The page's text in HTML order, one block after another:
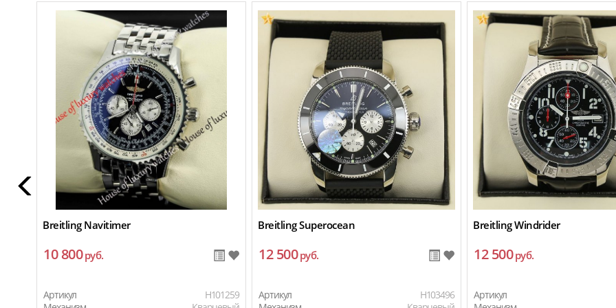
Breitling Navitimer
10 800руб.
Артикул
H101259
Breitling Superocean
12 500руб.
Артикул
H103496
Breitling Windrider
12 500руб.
Артикул